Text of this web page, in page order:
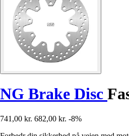
NG Brake Disc
741,00 kr. 682,00 kr. -8%